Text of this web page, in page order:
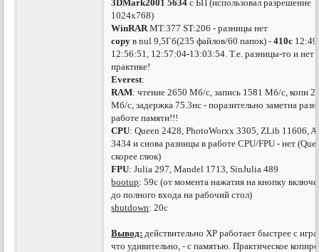
3DMark2001 5634 с БП (использовал разрешение
1024х768)
WinRARMT:377 ST:206 - разницы нет
copy в nul 9,5Гб(235 файлов/60 папок) -410с
12:56:51, 12:57:04-13:03:54. Т.е. разницы-то и нет
практике!
Everest:
RAM: чтение 2650 Мб/с, запись 1581 Мб/с, копи
Мб/с, задержка 75.3нс - поразительно заметна
работе памяти!!!
CPU: Queen 2428, PhotoWorxx 3305, ZLib 11606,
3434 и снова разницы в работе CPU/FPU - нет
скорее глюк)
FPU: Julia 297, Mandel 1713, SinJulia 489
bootup: 59c (от момента нажатия на кнопку
до полного входа на рабочий стол)
shutdown: 20c
Вывод: действительно ХР работает быстрее с
что удивительно, - с памятью. Практическое